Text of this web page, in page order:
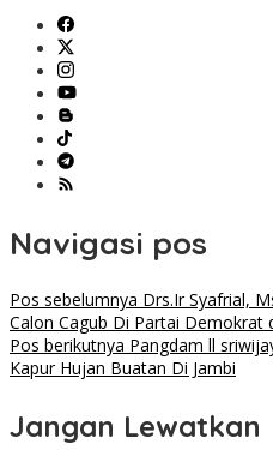
Navigasi pos
Pos sebelumnya Drs.Ir Syafrial,
Calon Cagub Di Partai Demokrat
Pos berikutnya Pangdam ll
Kapur Hujan Buatan Di Jambi
Jangan Lewatkan